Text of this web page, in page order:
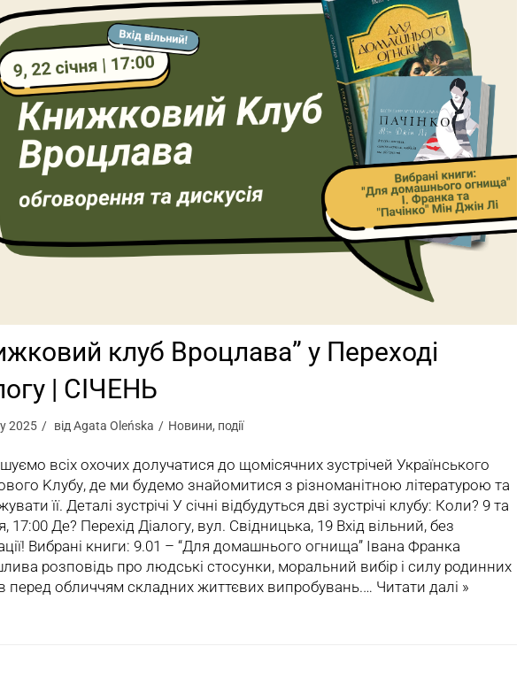
клуб Вроцлава” у Переході
| СІЧЕНЬ
2025 відAgata Oleńska Новини, події
всіх охочих долучатися до щомісячних зустрічей Українського
Kлубу, де ми будемо знайомитися з різноманітною літературою та
її. Деталі зустрічі У січні відбудуться дві зустрічі клубу: Коли? 9 та
17:00 Де? Перехід Діалогу, вул. Свідницька, 19 Вхід вільний, без
Вибрані книги: 9.01 – “Для домашнього огнища” Івана Франка
розповідь про людські стосунки, моральний вибір і силу родинних
перед обличчям складних життєвих випробувань.… Читати далі »